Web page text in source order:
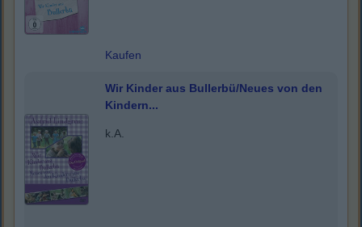
Kaufen
Wir Kinder aus Bullerbü/Neues von den
Kindern...
k.A.